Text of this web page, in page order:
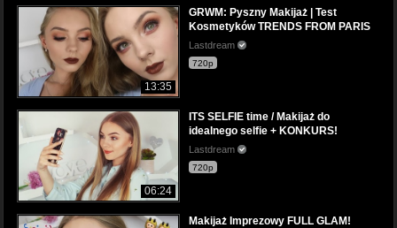
13:35
GRWM: Pyszny Makijaż | Test
Kosmetyków TRENDS FROM PARIS
Lastdream
720p
06:24
ITS SELFIE time / Makijaż do
idealnego selfie + KONKURS!
Lastdream
720p
Makijaż Imprezowy FULL GLAM!